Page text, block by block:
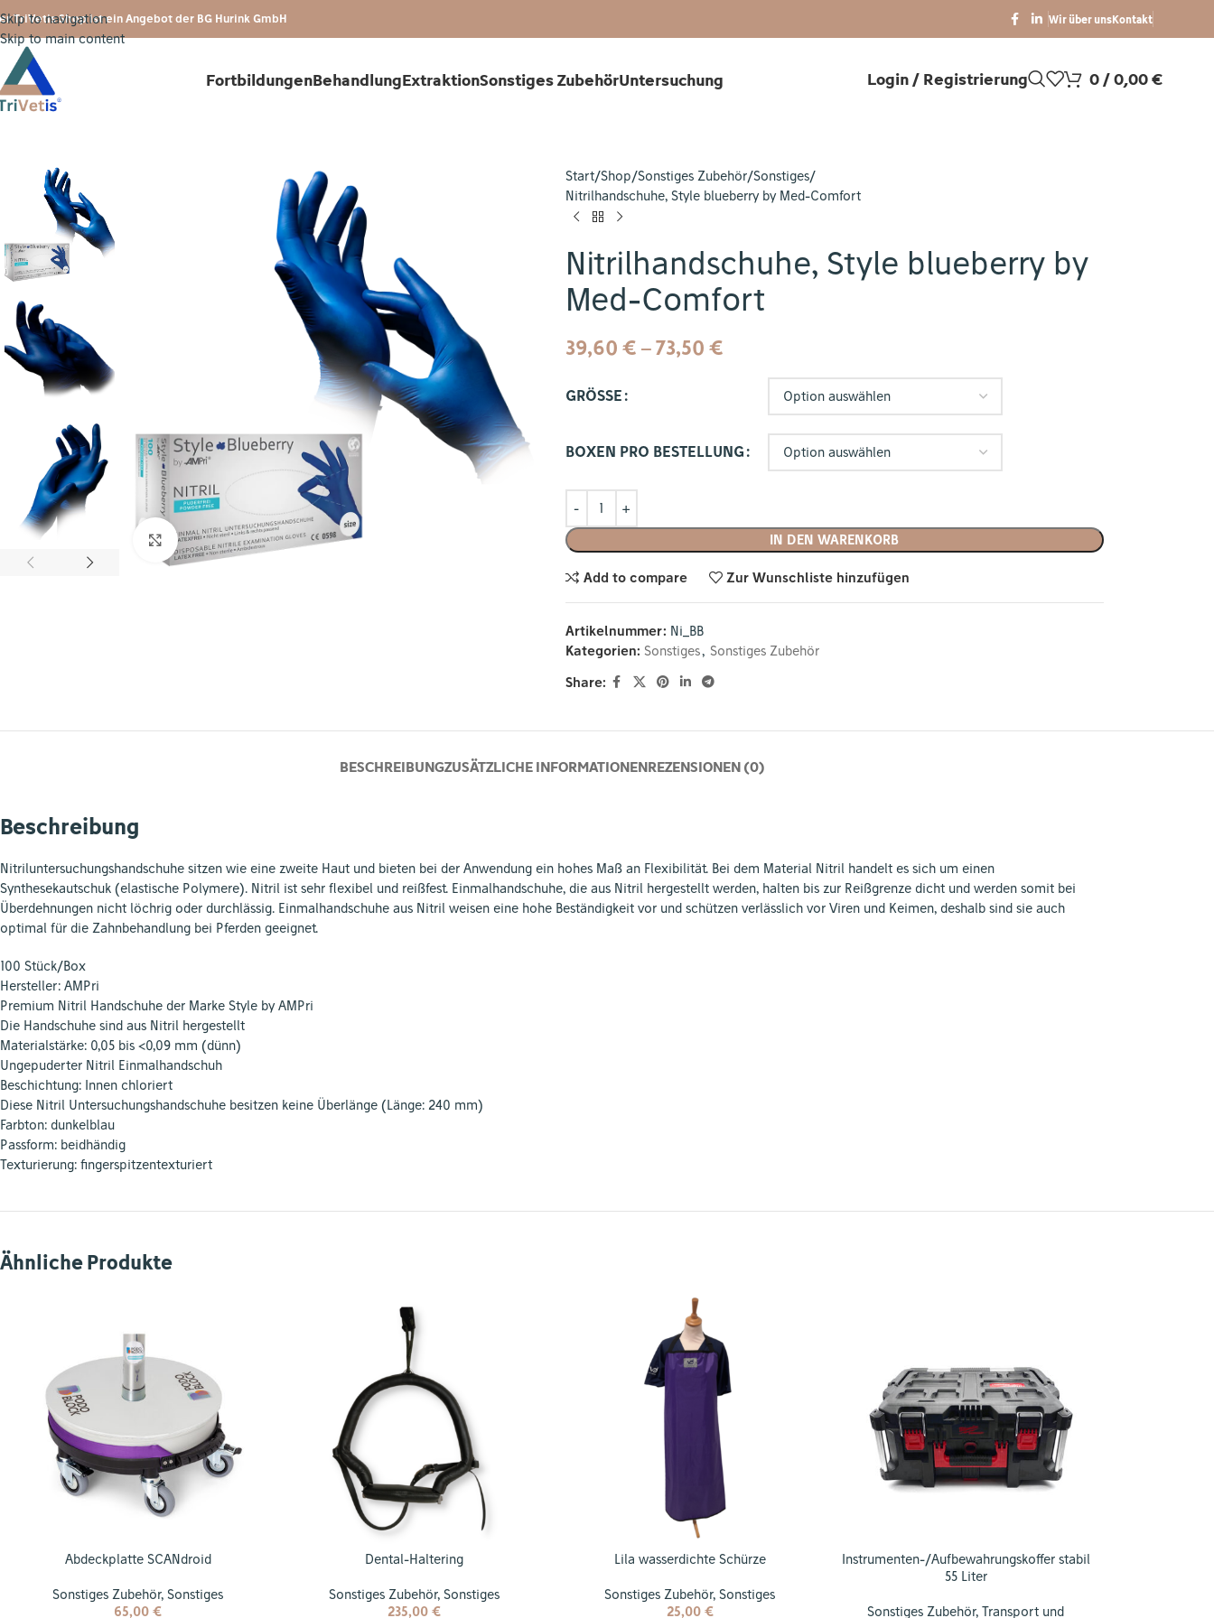
Skip to navigation
Skip to main content
TriVetis Shop ist ein Angebot der BG Hurink GmbH Wir über unsKontakt
FortbildungenBehandlungExtraktionSonstiges ZubehörUntersuchung Login / Registrierung 0/0,00€
Zum Vergrößern klicken
Start Shop Sonstiges Zubehör Sonstiges
Nitrilhandschuhe, Style blueberry by Med-Comfort
Nitrilhandschuhe, Style blueberry by
Med-Comfort
39,60 € –73,50 €
GRÖSSE
BOXEN PRO BESTELLUNG
IN DEN WARENKORB
Add to compare Zur Wunschliste hinzufügen
Artikelnummer: Ni_BB
Kategorien: Sonstiges, Sonstiges Zubehör
Share:
BESCHREIBUNGZUSÄTZLICHE INFORMATIONENREZENSIONEN (0)
Beschreibung
Nitriluntersuchungshandschuhe sitzen wie eine zweite Haut und bieten bei der Anwendung ein hohes Maß an Flexibilität. Bei dem Material Nitril handelt es sich um einen
Synthesekautschuk (elastische Polymere). Nitril ist sehr flexibel und reißfest. Einmalhandschuhe, die aus Nitril hergestellt werden, halten bis zur Reißgrenze dicht und werden somit bei
Überdehnungen nicht löchrig oder durchlässig. Einmalhandschuhe aus Nitril weisen eine hohe Beständigkeit vor und schützen verlässlich vor Viren und Keimen, deshalb sind sie auch
optimal für die Zahnbehandlung bei Pferden geeignet.
100 Stück/Box
Hersteller: AMPri
Premium Nitril Handschuhe der Marke Style by AMPri
Die Handschuhe sind aus Nitril hergestellt
Materialstärke: 0,05 bis <0,09 mm (dünn)
Ungepuderter Nitril Einmalhandschuh
Beschichtung: Innen chloriert
Diese Nitril Untersuchungshandschuhe besitzen keine Überlänge (Länge: 240 mm)
Farbton: dunkelblau
Passform: beidhändig
Texturierung: fingerspitzentexturiert
Ähnliche Produkte
Abdeckplatte SCANdroid
Sonstiges Zubehör,Sonstiges
65,00€
Dental-Haltering
Sonstiges Zubehör, Sonstiges
235,00 €
Lila wasserdichte Schürze
Sonstiges Zubehör,Sonstiges
25,00 €
Instrumenten-/Aufbewahrungskoffer stabil
55 Liter
Sonstiges Zubehör,Transport und